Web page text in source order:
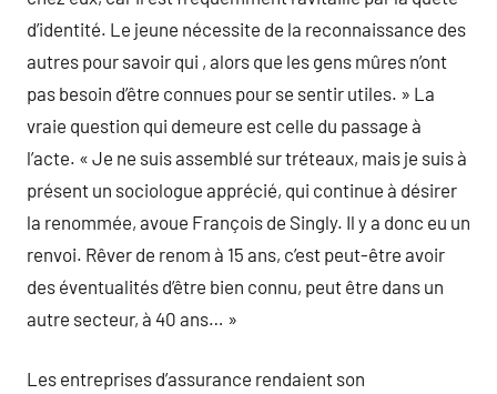
d’identité. Le jeune nécessite de la reconnaissance des
autres pour savoir qui , alors que les gens mûres n’ont
pas besoin d’être connues pour se sentir utiles. » La
vraie question qui demeure est celle du passage à
l’acte. « Je ne suis assemblé sur tréteaux, mais je suis à
présent un sociologue apprécié, qui continue à désirer
la renommée, avoue François de Singly. Il y a donc eu un
renvoi. Rêver de renom à 15 ans, c’est peut-être avoir
des éventualités d’être bien connu, peut être dans un
autre secteur, à 40 ans… »
Les entreprises d’assurance rendaient son